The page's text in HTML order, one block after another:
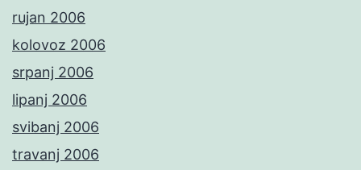
rujan 2006
kolovoz 2006
srpanj 2006
lipanj 2006
svibanj 2006
travanj 2006